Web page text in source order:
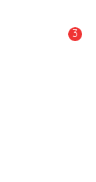
3